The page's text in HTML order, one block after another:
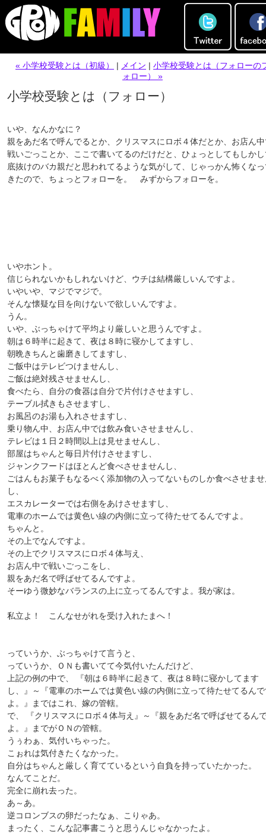
« 小学校受験とは（初級） | メイン | 小学校受験とは（フォローの
ォロー） »
小学校受験とは（フォロー）
いや、なんかなに？
親をあだ名で呼んでるとか、クリスマスにロボ４体だとか、お店ん
戦いごっことか、ここで書いてるのだけだと、ひょっとしてもしか
底抜けのバカ親だと思われてるような気がして、じゃっかん怖くな
きたので、ちょっとフォローを。 みずからフォローを。
いやホント。
信じられないかもしれないけど、ウチは結構厳しいんですよ。
いやいや、マジでマジで。
そんな懐疑な目を向けないで欲しいんですよ。
うん。
いや、ぶっちゃけて平均より厳しいと思うんですよ。
朝は６時半に起きて、夜は８時に寝かしてますし、
朝晩きちんと歯磨きしてますし、
ご飯中はテレビつけませんし、
ご飯は絶対残させませんし、
食べたら、自分の食器は自分で片付けさせますし、
テーブル拭きもさせますし、
お風呂のお湯も入れさせますし、
乗り物ん中、お店ん中では飲み食いさせませんし、
テレビは１日２時間以上は見せませんし、
部屋はちゃんと毎日片付けさせますし、
ジャンクフードはほとんど食べさせませんし、
ごはんもお菓子もなるべく添加物の入ってないものしか食べさせま
し、
エスカレーターでは右側をあけさせますし、
電車のホームでは黄色い線の内側に立って待たせてるんですよ。
ちゃんと。
その上でなんですよ。
その上でクリスマスにロボ４体与え、
お店ん中で戦いごっこをし、
親をあだ名で呼ばせてるんですよ。
そーゆう微妙なバランスの上に立ってるんですよ。我が家は。
私立よ！ こんなせがれを受け入れたまへ！
っていうか、ぶっちゃけて言うと、
っていうか、ＯＮも書いてて今気付いたんだけど、
上記の例の中で、 『朝は６時半に起きて、夜は８時に寝かしてます
し、』～『電車のホームでは黄色い線の内側に立って待たせてるん
よ。』まではこれ、嫁の管轄。
で、 『クリスマスにロボ４体与え』～『親をあだ名で呼ばせてるん
よ。』までがＯＮの管轄。
うぅわぁ、気付いちゃった。
こぉれは気付きたくなかった。
自分はちゃんと厳しく育てているという自負を持っていたかった。
なんてことだ。
完全に崩れ去った。
あ～あ。
逆コロンブスの卵だったなぁ、こりゃあ。
まったく、こんな記事書こうと思うんじゃなかったよ。